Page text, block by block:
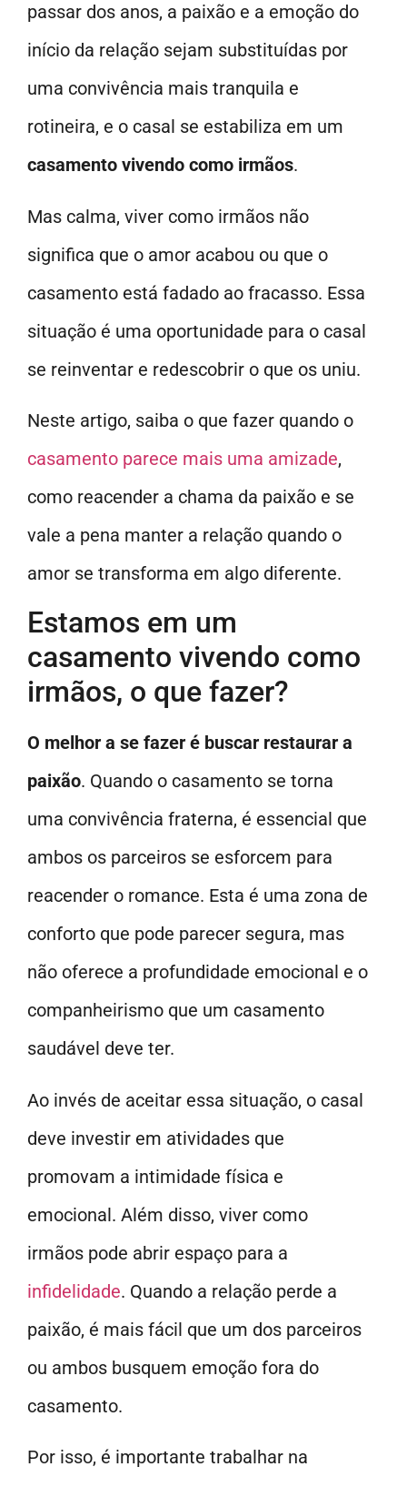
passar dos anos, a paixão e a emoção do
início da relação sejam substituídas por
uma convivência mais tranquila e
rotineira, e o casal se estabiliza em um
casamento vivendo como irmãos.
Mas calma, viver como irmãos não
significa que o amor acabou ou que o
casamento está fadado ao fracasso. Essa
situação é uma oportunidade para o casal
se reinventar e redescobrir o que os uniu.
Neste artigo, saiba o que fazer quando o
casamento parece mais uma amizade,
como reacender a chama da paixão e se
vale a pena manter a relação quando o
amor se transforma em algo diferente.
Estamos em um
casamento vivendo como
irmãos, o que fazer?
O melhor a se fazer é buscar restaurar a
paixão. Quando o casamento se torna
uma convivência fraterna, é essencial que
ambos os parceiros se esforcem para
reacender o romance. Esta é uma zona de
conforto que pode parecer segura, mas
não oferece a profundidade emocional e o
companheirismo que um casamento
saudável deve ter.
Ao invés de aceitar essa situação, o casal
deve investir em atividades que
promovam a intimidade física e
emocional. Além disso, viver como
irmãos pode abrir espaço para a
infidelidade. Quando a relação perde a
paixão, é mais fácil que um dos parceiros
ou ambos busquem emoção fora do
casamento.
Por isso, é importante trabalhar na